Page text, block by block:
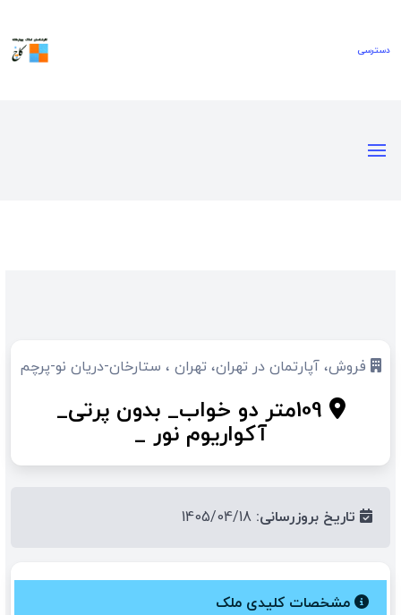
دسترسی‌
فروش، آپارتمان در تهران، تهران ، ستارخان-دریان نو-پرچم
109متر دو خواب_ بدون پرتی_
آکواریوم نور _
تاریخ بروزرسانی:
مشخصات کلیدی ملک